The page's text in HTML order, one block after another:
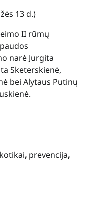
13 d.)
II rūmų
narė Jurgita
Sketerskienė,
bei Alytaus Putinų
, prevencija,